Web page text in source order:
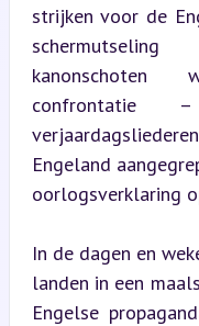
strijken voor de
kanonschoten
Engeland
oorlogsverklaring
In de dagen en
landen in een
Engelse